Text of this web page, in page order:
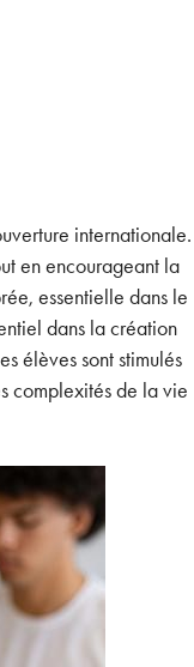
internationale.
en encourageant la
essentielle dans le
dans la création
élèves sont stimulés
complexités de la vie